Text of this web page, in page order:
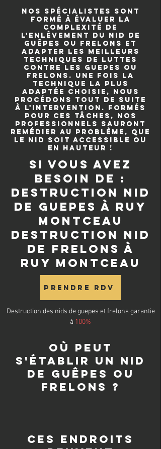
Nos spécialistes sont
formé à évaluer la
complexité de
l'enlèvement du nid de
guêpes ou frelons et
adapter les meilleurs
techniques de luttes
contre les guepes ou
frelons. Une fois la
technique la plus
adaptée choisie, nous
procédons tout de suite
à l'intervention. Formés
pour ces tâches, nos
professionnels sauront
remédier au problème, que
le nid soit accessible ou
en hauteur !
si vous avez
besoin de :
destruction nid
de guepes à Ruy
Montceau
destruction nid
de frelons à
Ruy Montceau
Prendre RDV
Destruction des nids de guepes et frelons garantie
à 100%
Où peut
s'établir un nid
de guêpes ou
frelons ?
Ces endroits